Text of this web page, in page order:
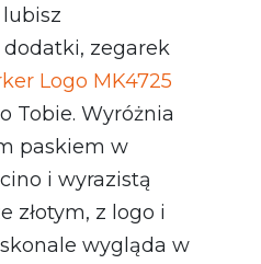
zegarek
Logo MK4725
Tobie. Wyróżnia
paskiem w
i wyrazistą
złotym, z logo i
wygląda w